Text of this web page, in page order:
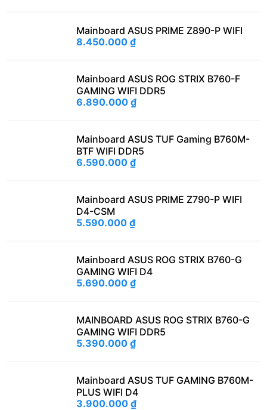
Mainboard ASUS PRIME Z890-P WIFI
8.450.000 ₫
Mainboard ASUS ROG STRIX B760-F
GAMING WIFI DDR5
6.890.000 ₫
Mainboard ASUS TUF Gaming B760M-
BTF WIFI DDR5
6.590.000 ₫
Mainboard ASUS PRIME Z790-P WIFI
D4-CSM
5.590.000 ₫
Mainboard ASUS ROG STRIX B760-G
GAMING WIFI D4
5.690.000 ₫
MAINBOARD ASUS ROG STRIX B760-G
GAMING WIFI DDR5
5.390.000 ₫
Mainboard ASUS TUF GAMING B760M-
PLUS WIFI D4
3.900.000 ₫